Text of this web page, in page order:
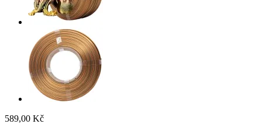
589,00 Kč